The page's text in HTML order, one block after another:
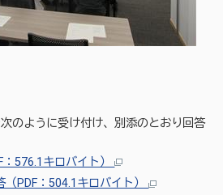
のように受け付け、別添のとおり回答
：576.1キロバイト）
（PDF：504.1キロバイト）